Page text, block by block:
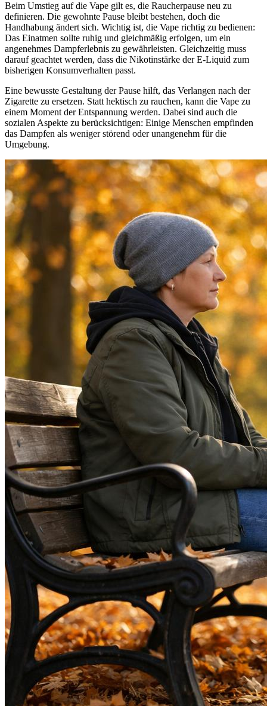
Beim Umstieg auf die Vape gilt es, die Raucherpause neu zu
definieren. Die gewohnte Pause bleibt bestehen, doch die
Handhabung ändert sich. Wichtig ist, die Vape richtig zu bedienen:
Das Einatmen sollte ruhig und gleichmäßig erfolgen, um ein
angenehmes Dampferlebnis zu gewährleisten. Gleichzeitig muss
darauf geachtet werden, dass die Nikotinstärke der E-Liquid zum
bisherigen Konsumverhalten passt.
Eine bewusste Gestaltung der Pause hilft, das Verlangen nach der
Zigarette zu ersetzen. Statt hektisch zu rauchen, kann die Vape zu
einem Moment der Entspannung werden. Dabei sind auch die
sozialen Aspekte zu berücksichtigen: Einige Menschen empfinden
das Dampfen als weniger störend oder unangenehm für die
Umgebung.